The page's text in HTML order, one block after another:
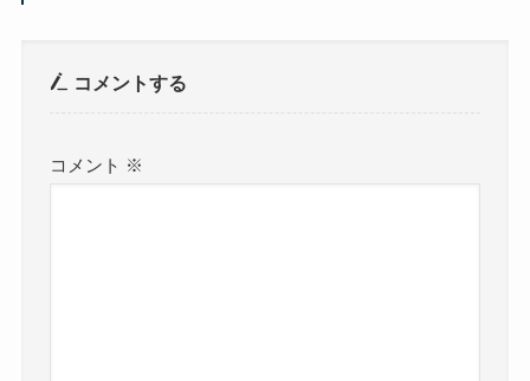
コメントする
コメント ※